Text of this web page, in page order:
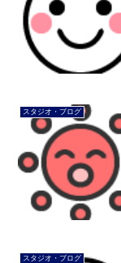
スタジオ・ブログ
スタジオ・ブログ